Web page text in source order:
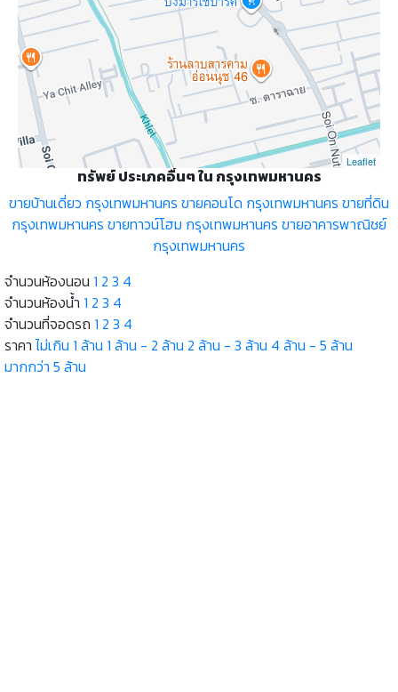
Leaflet
ทรัพย์ ประเภคอื่นๆ ใน กรุงเทพมหานคร
ขายบ้านเดี่ยว กรุงเทพมหานคร ขายคอนโด กรุงเทพมหานคร ขายที่ดิน
กรุงเทพมหานคร ขายทาวน์โฮม กรุงเทพมหานคร ขายอาคารพาณิชย์
กรุงเทพมหานคร
จำนวนห้องนอน 1 2 3 4
จำนวนห้องน้ำ 1 2 3 4
จำนวนที่จอดรถ 1 2 3 4
ราคา ไม่เกิน 1 ล้าน 1 ล้าน - 2 ล้าน 2 ล้าน - 3 ล้าน 4 ล้าน - 5 ล้าน
มากกว่า 5 ล้าน